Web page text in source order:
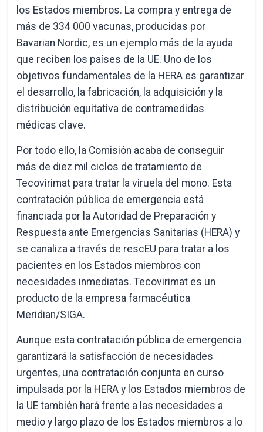
los Estados miembros. La compra y entrega de
más de 334 000 vacunas, producidas por
Bavarian Nordic, es un ejemplo más de la ayuda
que reciben los países de la UE. Uno de los
objetivos fundamentales de la HERA es garantizar
el desarrollo, la fabricación, la adquisición y la
distribución equitativa de contramedidas
médicas clave.
Por todo ello, la Comisión acaba de conseguir
más de diez mil ciclos de tratamiento de
Tecovirimat para tratar la viruela del mono. Esta
contratación pública de emergencia está
financiada por la Autoridad de Preparación y
Respuesta ante Emergencias Sanitarias (HERA) y
se canaliza a través de rescEU para tratar a los
pacientes en los Estados miembros con
necesidades inmediatas. Tecovirimat es un
producto de la empresa farmacéutica
Meridian/SIGA.
Aunque esta contratación pública de emergencia
garantizará la satisfacción de necesidades
urgentes, una contratación conjunta en curso
impulsada por la HERA y los Estados miembros de
la UE también hará frente a las necesidades a
medio y largo plazo de los Estados miembros a lo